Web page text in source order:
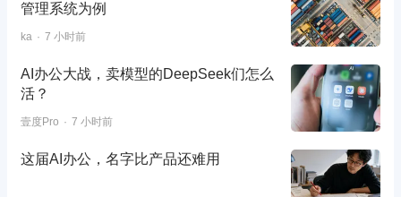
管理系统为例
ka 7 小时前
AI办公大战，卖模型的DeepSeek们怎么
活？
壹度Pro 7 小时前
这届AI办公，名字比产品还难用